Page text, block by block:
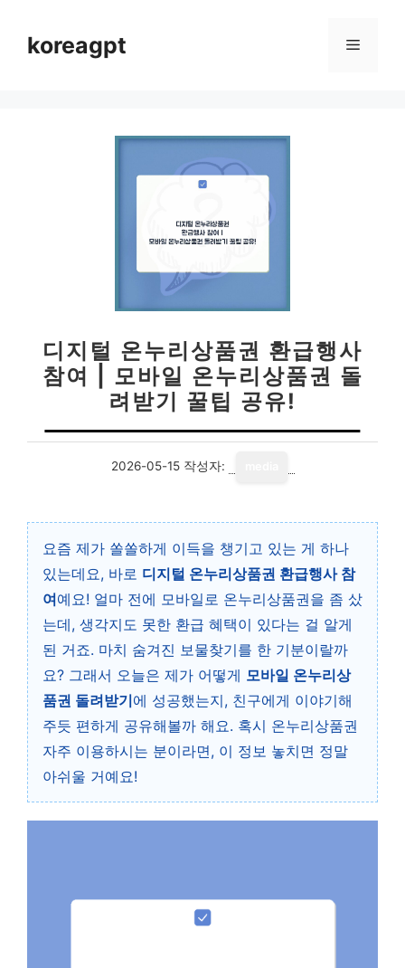
koreagpt 메
디지털 온누리상품권 환급행사
참여 | 모바일 온누리상품권 돌
려받기 꿀팁 공유!
2026-05-15 작성자:
요즘 제가 쏠쏠하게 이득을 챙기고 있는 게 하나
있는데요, 바로 디지털 온누리상품권 환급행사 참
여예요! 얼마 전에 모바일로 온누리상품권을 좀 샀
는데, 생각지도 못한 환급 혜택이 있다는 걸 알게
된 거죠. 마치 숨겨진 보물찾기를 한 기분이랄까
요? 그래서 오늘은 제가 어떻게 모바일 온누리상
품권 돌려받기에 성공했는지, 친구에게 이야기해
주듯 편하게 공유해볼까 해요. 혹시 온누리상품권
자주 이용하시는 분이라면, 이 정보 놓치면 정말
아쉬울 거예요!